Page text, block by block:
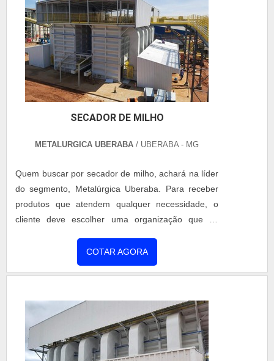
SECADOR DE MILHO
METALURGICA UBERABA / UBERABA - MG
Quem buscar por secador de milho, achará na líder
do segmento, Metalúrgica Uberaba. Para receber
produtos que atendem qualquer necessidade, o
cliente deve escolher uma organização que se
ampla experiência no ramo.MAIS INFORMAÇÕES
INTERESSANTES SOBRE SECADOR DE MILHOSe
até a Metalúrgica Uberaba. Empresa especializada
em aquecedor de caldo vertical e secador rotativo,
garantindo o que há de melhor na atualidade.Sem
trocar o foco sobre secador de milho, deve-se ter a
COTAR AGORA